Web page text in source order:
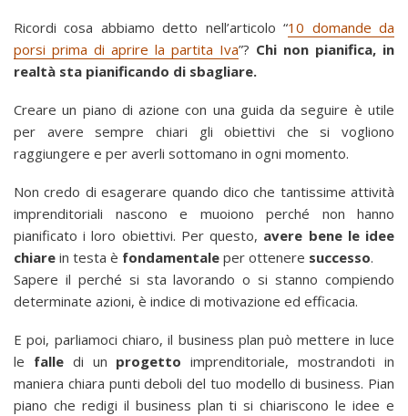
Ricordi cosa abbiamo detto nell’articolo “10 domande da
porsi prima di aprire la partita Iva”? Chi non pianifica, in
realtà sta pianificando di sbagliare.
Creare un piano di azione con una guida da seguire è utile
per avere sempre chiari gli obiettivi che si vogliono
raggiungere e per averli sottomano in ogni momento.
Non credo di esagerare quando dico che tantissime attività
imprenditoriali nascono e muoiono perché non hanno
pianificato i loro obiettivi. Per questo, avere bene le idee
chiare in testa è fondamentale per ottenere successo.
Sapere il perché si sta lavorando o si stanno compiendo
determinate azioni, è indice di motivazione ed efficacia.
E poi, parliamoci chiaro, il business plan può mettere in luce
le falledi un progetto imprenditoriale, mostrandoti in
maniera chiara punti deboli del tuo modello di business. Pian
piano che redigi il business plan ti si chiariscono le idee e